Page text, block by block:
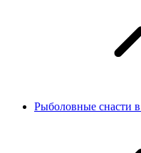
Рыболовные снасти